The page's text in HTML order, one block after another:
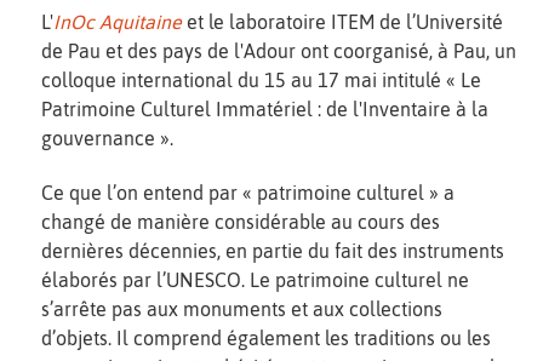
L'InOc Aquitaineet le laboratoire ITEM de l’Université
de Pau et des pays de l'Adour ont coorganisé, à Pau, un
colloque international du 15 au 17 mai intitulé « Le
Patrimoine Culturel Immatériel : de l'Inventaire à la
gouvernance ».
Ce que l’on entend par « patrimoine culturel » a
changé de manière considérable au cours des
dernières décennies, en partie du fait des instruments
élaborés par l’UNESCO. Le patrimoine culturel ne
s’arrête pas aux monuments et aux collections
d’objets. Il comprend également les traditions ou les